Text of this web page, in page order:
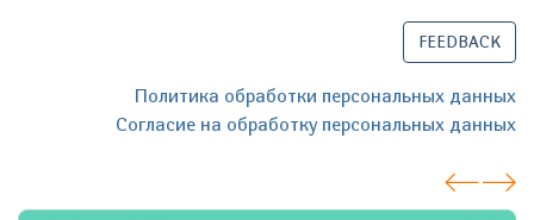
FEEDBACK
Политика обработки персональных данных
Согласие на обработку персональных данных